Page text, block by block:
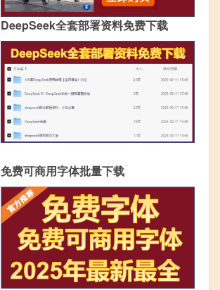
DeepSeek全套部署资料免费下载
免费可商用字体批量下载